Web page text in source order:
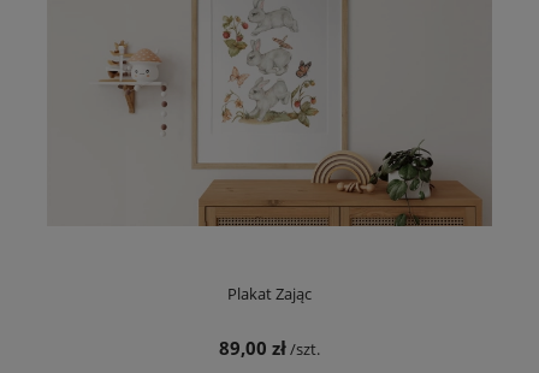
Plakat Zając
89,00 zł/szt.